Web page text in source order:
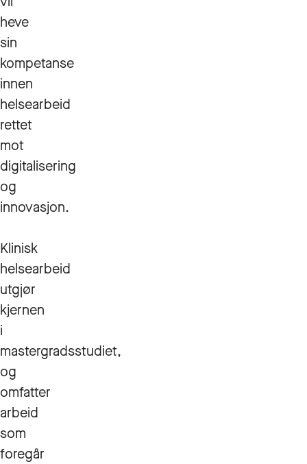
heve
sin
kompetanse
innen
helsearbeid
rettet
mot
digitalisering
og
innovasjon.
Klinisk
helsearbeid
utgjør
kjernen
i
mastergradsstudiet,
og
omfatter
arbeid
som
foregår